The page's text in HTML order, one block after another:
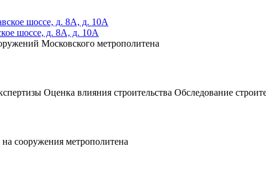
шоссе, д. 8А, д. 10А
Московского метрополитена
Оценка влияния строительства Обследование
сооружения метрополитена